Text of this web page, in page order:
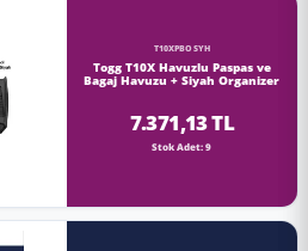
T10XPBOSYH
Togg T10X Havuzlu Paspas ve
Bagaj Havuzu + Siyah Organizer
7.371,13 TL
Stok Adet: 9